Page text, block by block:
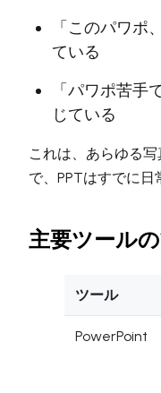
「このパワ
ている
「パワポ苦
じている
これは、あらゆる
で、PPTはすでに日
主要ツール
ツール
PowerPoint